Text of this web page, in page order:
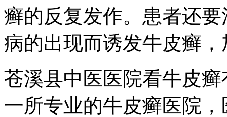
癣的反复发作。患者还
病的出现而诱发牛皮癣
苍溪县中医医院看牛皮
一所专业的牛皮癣医院